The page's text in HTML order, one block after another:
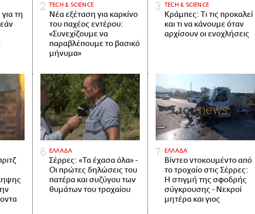
τη
ΤECH & SCIENCE
Νέα εξέταση για καρκίνο
του παχέος εντέρου:
«Συνεχίζουμε να
παραβλέπουμε το βασικό
μήνυμα»
ΤECH & SCIENCE
Κράμπες: Τι τις προκαλεί
και τι να κάνουμε όταν
αρχίσουν οι ενοχλήσεις
ΕΛΛΑΔΑ
Σέρρες: «Τα έχασα όλα» -
Οι πρώτες δηλώσεις του
πατέρα και συζύγου των
θυμάτων του τροχαίου
ΕΛΛΑΔΑ
Βίντεο ντοκουμέντο από
το τροχαίο στις Σέρρες:
Η στιγμή της σφοδρής
σύγκρουσης - Νεκροί
μητέρα και γιος